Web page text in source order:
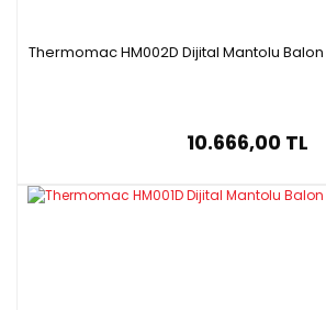
Thermomac HM002D Dijital Mantolu Balon
10.666,00 TL